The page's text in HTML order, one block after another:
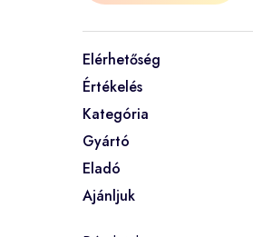
Elérhetőség
Értékelés
Kategória
Gyártó
Eladó
Ajánljuk